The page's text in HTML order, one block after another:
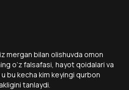
mergan bilan olishuvda omon
o‘z falsafasi, hayot qoidalari va
bu kecha kim keyingi qurbon
tanlaydi.